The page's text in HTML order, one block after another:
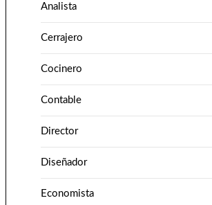
Analista
Cerrajero
Cocinero
Contable
Director
Diseñador
Economista